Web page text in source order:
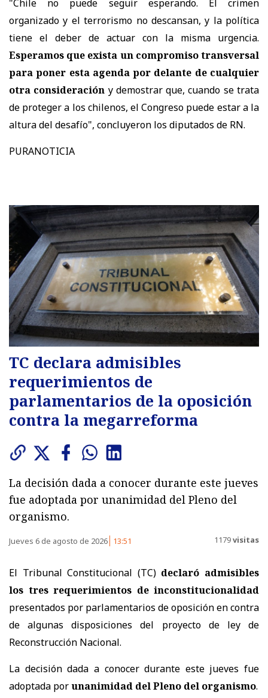
"Chile no puede seguir esperando. El crimen
organizado y el terrorismo no descansan, y la política
tiene el deber de actuar con la misma urgencia.
Esperamos que exista un compromiso transversal
para poner esta agenda por delante de cualquier
otra consideración y demostrar que, cuando se trata
de proteger a los chilenos, el Congreso puede estar a la
altura del desafío", concluyeron los diputados de RN.
PURANOTICIA
TC declara admisibles
requerimientos de
parlamentarios de la oposición
contra la megarreforma
La decisión dada a conocer durante este jueves
fue adoptada por unanimidad del Pleno del
organismo.
Jueves 6 de agosto de 2026 13:51 1179visitas
El Tribunal Constitucional (TC) declaró admisibles
los tres requerimientos de inconstitucionalidad
presentados por parlamentarios de oposición en contra
de algunas disposiciones del proyecto de ley de
Reconstrucción Nacional.
La decisión dada a conocer durante este jueves fue
adoptada porunanimidad del Pleno del organismo.